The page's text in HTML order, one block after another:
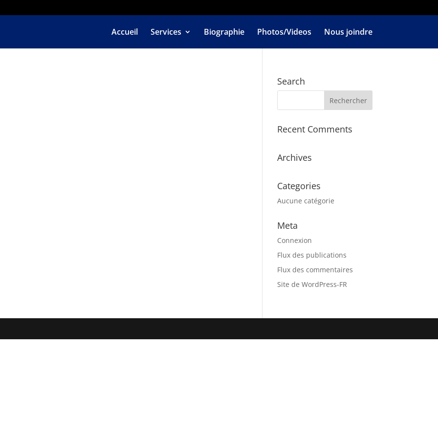
Accueil Services Biographie Photos/Videos Nous joindre
Search
Recent Comments
Archives
Categories
Aucune catégorie
Meta
Connexion
Flux des publications
Flux des commentaires
Site de WordPress-FR